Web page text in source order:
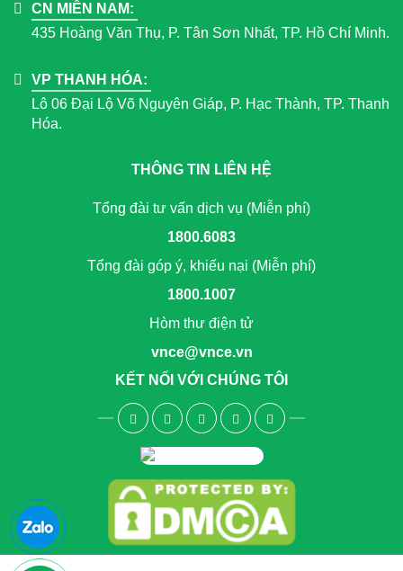
CN MIỀN NAM:
435 Hoàng Văn Thụ, P. Tân Sơn Nhất, TP. Hồ Chí Minh.
VP THANH HÓA:
Lô 06 Đại Lộ Võ Nguyên Giáp, P. Hạc Thành, TP. Thanh
Hóa.
THÔNG TIN LIÊN HỆ
Tổng đài tư vấn dịch vụ (Miễn phí)
1800.6083
Tổng đài góp ý, khiếu nại (Miễn phí)
1800.1007
Hòm thư điện tử
vnce@vnce.vn
KẾT NỐI VỚI CHÚNG TÔI